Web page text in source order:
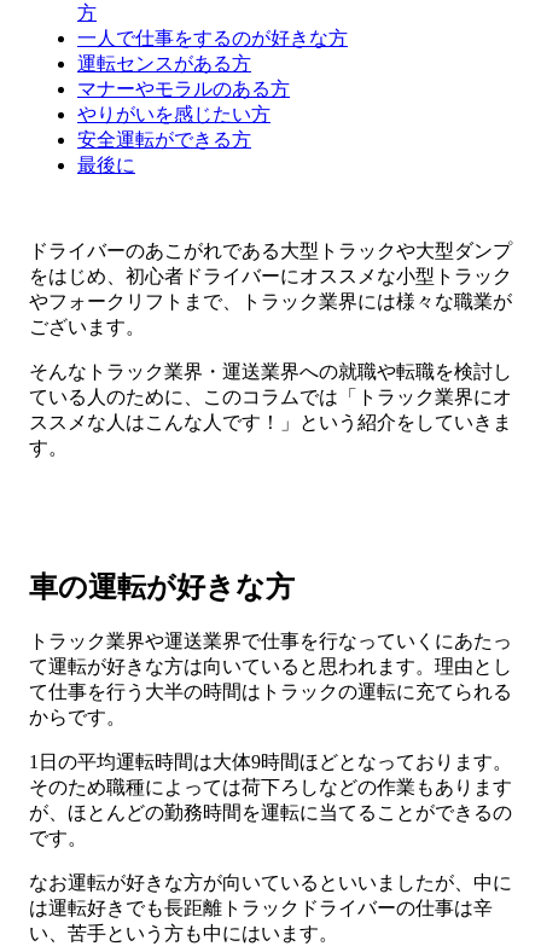
方
一人で仕事をするのが好きな方
運転センスがある方
マナーやモラルのある方
やりがいを感じたい方
安全運転ができる方
最後に
ドライバーのあこがれである大型トラックや大型ダンプ
をはじめ、初心者ドライバーにオススメな小型トラック
やフォークリフトまで、トラック業界には様々な職業が
ございます。
そんなトラック業界・運送業界への就職や転職を検討し
ている人のために、このコラムでは「トラック業界にオ
ススメな人はこんな人です！」という紹介をしていきま
す。
車の運転が好きな方
トラック業界や運送業界で仕事を行なっていくにあたっ
て運転が好きな方は向いていると思われます。理由とし
て仕事を行う大半の時間はトラックの運転に充てられる
からです。
1日の平均運転時間は大体9時間ほどとなっております。
そのため職種によっては荷下ろしなどの作業もあります
が、ほとんどの勤務時間を運転に当てることができるの
です。
なお運転が好きな方が向いているといいましたが、中に
は運転好きでも長距離トラックドライバーの仕事は辛
い、苦手という方も中にはいます。